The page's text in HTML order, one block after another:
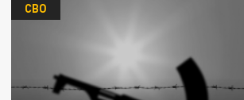
СВО